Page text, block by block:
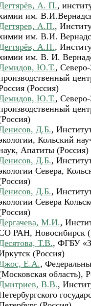
А. П.,
им.
А.П.,
им. В.И.
А.П.,
им. В. И.
Ю.Т.,
(Россия)
Ю.Т.,
Д.Б.,
Кольский
Апатиты (Россия)
Д.Б.,
Севера,
Д.Б.,
Севера
М.И.,
РАН, Новосибирск
Т.В., ФГБУ
(Россия)
Е.А.,
область),
В.В.,